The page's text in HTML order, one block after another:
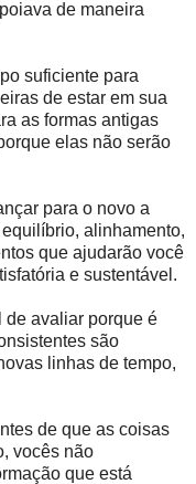
de maneira
suficiente para
de estar em sua
as formas antigas
elas não serão
para o novo a
alinhamento,
que ajudarão você
e sustentável.
de avaliar porque é
são
linhas de tempo,
de que as coisas
vocês não
que está